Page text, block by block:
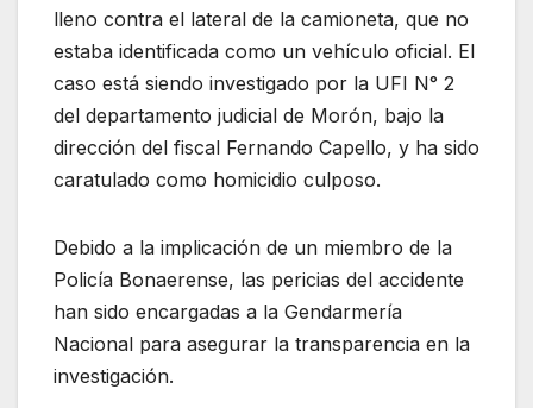
lleno contra el lateral de la camioneta, que no
estaba identificada como un vehículo oficial. El
caso está siendo investigado por la UFI N° 2
del departamento judicial de Morón, bajo la
dirección del fiscal Fernando Capello, y ha sido
caratulado como homicidio culposo.
Debido a la implicación de un miembro de la
Policía Bonaerense, las pericias del accidente
han sido encargadas a la Gendarmería
Nacional para asegurar la transparencia en la
investigación.